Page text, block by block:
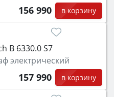
156 990 в корзину
B 6330.0 S7
электрический
157 990 в корзину